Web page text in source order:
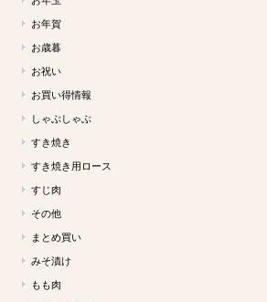
お年賀
お歳暮
お祝い
お買い得情報
しゃぶしゃぶ
すき焼き
すき焼き用ロース
すじ肉
その他
まとめ買い
みそ漬け
もも肉